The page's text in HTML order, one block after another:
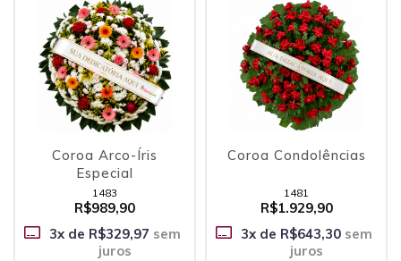
Coroa Arco-Íris
Especial
1483
R$989,90
3x de R$329,97 sem
juros
Coroa Condolências
1481
R$1.929,90
3x de R$643,30sem
juros